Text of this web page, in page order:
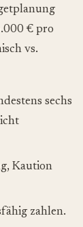
€ pro
vs.
sechs
Kaution
zahlen.